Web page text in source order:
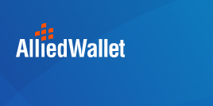
content